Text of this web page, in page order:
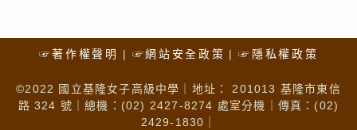
☞著作權聲明 ☞網站安全政策 ☞隱私權政策
©2022 國立基隆女子高級中學｜地址： 201013 基隆市東信
路 324 號｜總機：(02) 2427-8274 處室分機｜傳真：(02)
2429-1830｜